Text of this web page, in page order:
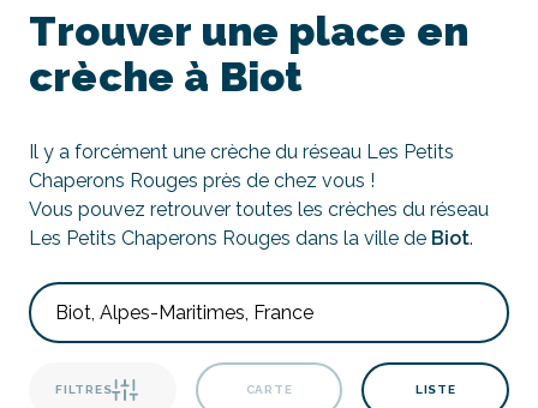
Trouver une place en
crèche à Biot
Il y a forcément une crèche du réseau Les Petits
Chaperons Rouges près de chez vous !
Vous pouvez retrouver toutes les crèches du réseau
Les Petits Chaperons Rouges dans la ville de Biot.
FILTRES CARTE LISTE